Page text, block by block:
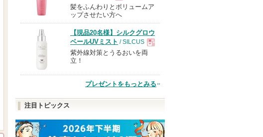
現
品
髪をふんわりとボリュームア
ップさせたい方へ
【現品20名様】シルクグロウ
ベールUVミスト / SILCUS
現
品
紫外線対策とうるおいを両
立！
プレゼントをもっとみる
注目トピックス